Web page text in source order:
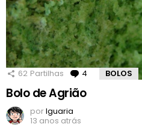
62 Partilhas 4 Comentários
BOLOS
Bolo de Agrião
porIguaria
13 anos atrás